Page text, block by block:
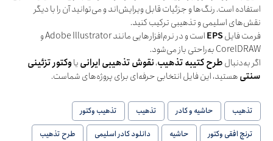
استفاده است. رنگ‌ها و جزئیات قابل ویرایش‌اند و می‌توانید آن را با دیگر
نقش‌های اسلیمی و تذهیبی ترکیب کنید.
فرمت فایلEPS
است و در نرم‌افزارهایی مانند Adobe Illustrator و
CorelDRAW به‌راحتی باز می‌شود.
اگر به‌دنبالطرح کتیبه تذهیب،نقوش تذهیبی ایرانییاوکتور تزئینی
سنتیهستید، این فایل انتخابی حرفه‌ای برای پروژه‌های شماست.
تذهیب حاشیه و کادر تذهیب
تذهیب وکتور
ترنج افقی وکتور
حاشیه دانلود کادر اسلیمی
طرح تذهیب